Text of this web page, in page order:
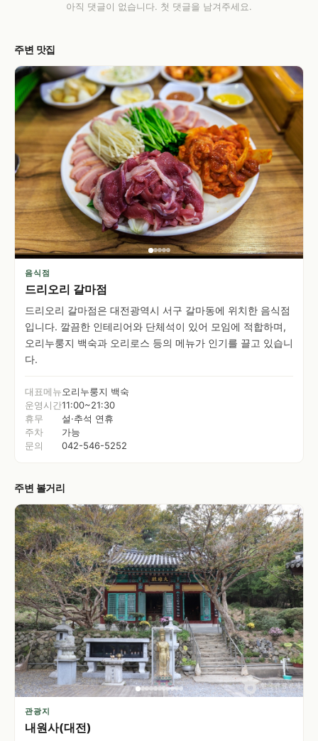
아직 댓글이 없습니다. 첫 댓글을 남겨주세요.
주변 맛집
음식점
드리오리 갈마점
드리오리 갈마점은 대전광역시 서구 갈마동에 위치한 음식점
입니다. 깔끔한 인테리어와 단체석이 있어 모임에 적합하며,
오리누룽지 백숙과 오리로스 등의 메뉴가 인기를 끌고 있습니
다.
대표메뉴오리누룽지 백숙
운영시간11:00~21:30
휴무
설·추석 연휴
주차
가능
문의
042-546-5252
주변 볼거리
관광지
내원사(대전)